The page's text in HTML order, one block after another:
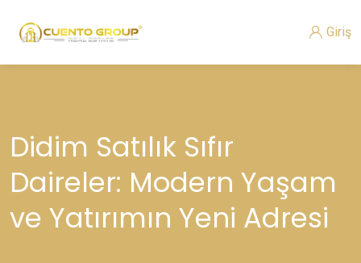
Giriş
Didim Satılık Sıfır
Daireler: Modern Yaşam
ve Yatırımın Yeni Adresi